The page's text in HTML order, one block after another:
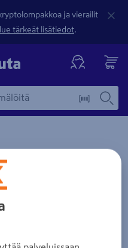
ja vierailit
lue tärkeät lisätiedot.
Tuotteen kuvaus -
kosketusnäytöllä